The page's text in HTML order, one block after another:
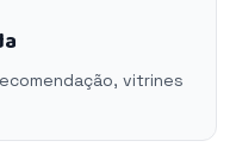
vitrines